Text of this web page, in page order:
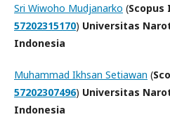
Sri Wiwoho Mudjanarko (Scopus
57202315170) Universitas
Indonesia
Muhammad Ikhsan Setiawan (
57202307496) Universitas
Indonesia